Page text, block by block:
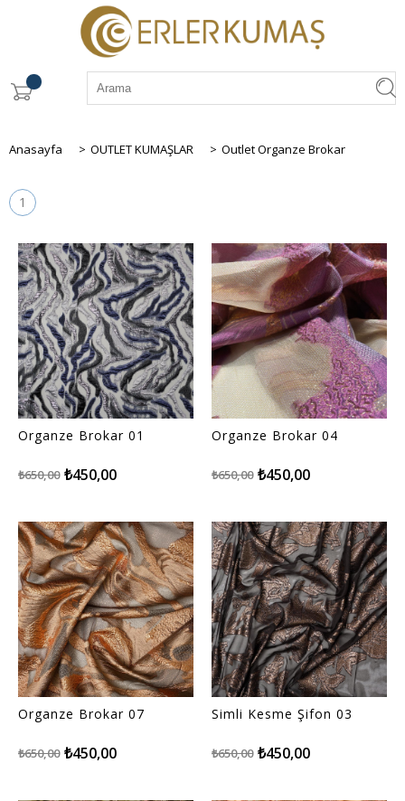
Anasayfa > OUTLET KUMAŞLAR > Outlet Organze Brokar
1
Organze Brokar 01
₺450,00
₺650,00
Organze Brokar 04
₺450,00
₺650,00
Organze Brokar 07
₺450,00
₺650,00
Simli Kesme Şifon 03
₺450,00
₺650,00